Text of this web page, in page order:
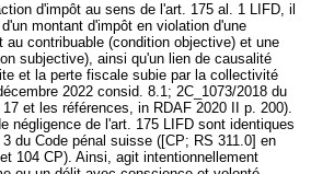
d'impôt au sens de l'art. 175 al. 1 LIFD, il
montant d'impôt en violation d'une
au contribuable (condition objective) et une
subjective), ainsi qu'un lien de causalité
et la perte fiscale subie par la collectivité
2022 consid. 8.1; 2C_1073/2018 du
et les références, in RDAF 2020 II p. 200).
négligence de l'art. 175 LIFD sont identiques
du Code pénal suisse ([CP; RS 311.0] en
104 CP). Ainsi, agit intentionnellement